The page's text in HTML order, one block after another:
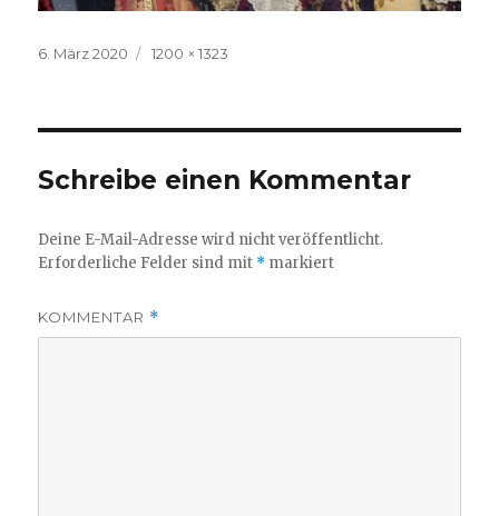
Veröffentlicht
6. März 2020
Volle
1200 × 1323
Schreibe einen Kommentar
Deine E-Mail-Adresse wird nicht veröffentlicht.
Erforderliche Felder sind mit * markiert
KOMMENTAR *